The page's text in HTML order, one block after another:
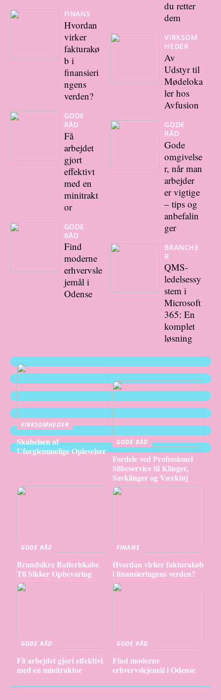
FINANS
Hvordan
virker
fakturakø
b i
finansieri
ngens
verden?
GODE
RÅD
Få
arbejdet
gjort
effektivt
med en
minitrakt
or
GODE
RÅD
Find
moderne
erhvervsle
jemål i
Odense
du retter
dem
VIRKSOM
HEDER
Av
Udstyr til
Mødeloka
ler hos
Avfusion
GODE
RÅD
Gode
omgivelse
r, når man
arbejder
er vigtige
– tips og
anbefalin
ger
BRANCHE
R
QMS-
ledelsessy
stem i
Microsoft
365: En
komplet
løsning
VIRKSOMHEDER
Skabelsen af
Uforglemmelige Oplevelser
GODE RÅD
Fordele ved Professionel
Slibeservice til Klinger,
Savklinger og Værktøj
GODE RÅD
Brandsikre Batteriskabe
Til Sikker Opbevaring
FINANS
Hvordan virker fakturakøb
i finansieringens verden?
GODE RÅD
Få arbejdet gjort effektivt
med en minitraktor
GODE RÅD
Find moderne
erhvervslejemål i Odense